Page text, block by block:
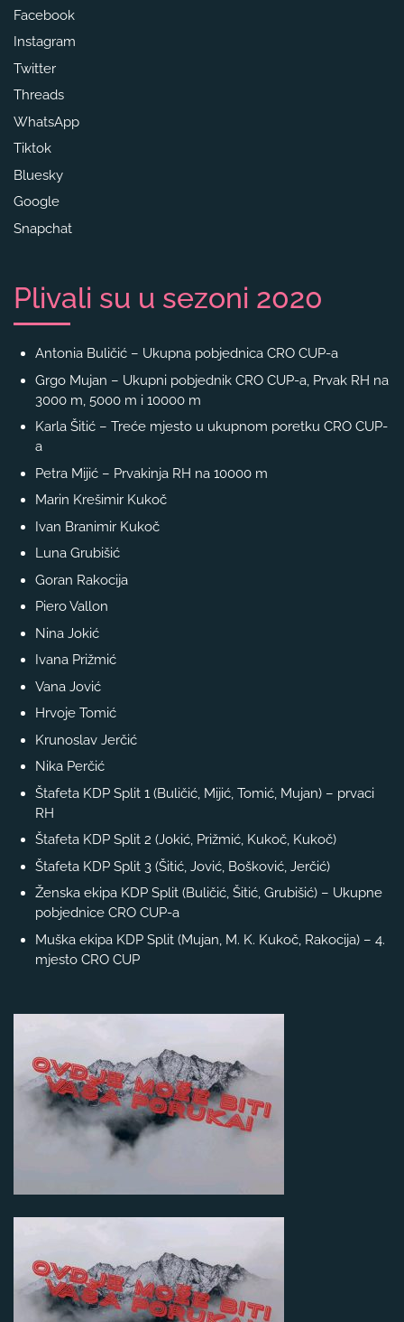
Facebook
Instagram
Twitter
Threads
WhatsApp
Tiktok
Bluesky
Google
Snapchat
Plivali su u sezoni 2020
Antonia Buličić – Ukupna pobjednica CRO CUP-a
Grgo Mujan – Ukupni pobjednik CRO CUP-a, Prvak RH na
3000 m, 5000 m i 10000 m
Karla Šitić – Treće mjesto u ukupnom poretku CRO CUP-
a
Petra Mijić – Prvakinja RH na 10000 m
Marin Krešimir Kukoč
Ivan Branimir Kukoč
Luna Grubišić
Goran Rakocija
Piero Vallon
Nina Jokić
Ivana Prižmić
Vana Jović
Hrvoje Tomić
Krunoslav Jerčić
Nika Perčić
Štafeta KDP Split 1 (Buličić, Mijić, Tomić, Mujan) – prvaci
RH
Štafeta KDP Split 2 (Jokić, Prižmić, Kukoč, Kukoč)
Štafeta KDP Split 3 (Šitić, Jović, Bošković, Jerčić)
Ženska ekipa KDP Split (Buličić, Šitić, Grubišić) – Ukupne
pobjednice CRO CUP-a
Muška ekipa KDP Split (Mujan, M. K. Kukoč, Rakocija) – 4.
mjesto CRO CUP